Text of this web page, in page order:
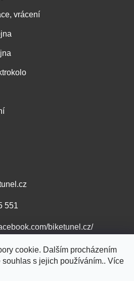
cookie. Dalším procházením
s jejich používáním.. Více
vrácení
551
biketunel.cz/